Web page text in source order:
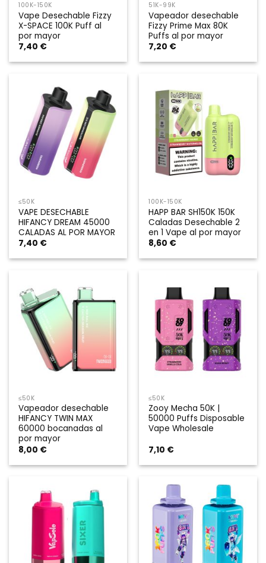
100K-150K
Vape Desechable Fizzy
X-SPACE 100K Puff al
por mayor
7,40 €
51K-99K
Vapeador desechable
Fizzy Prime Max 80K
Puffs al por mayor
7,20 €
≤50K
VAPE DESECHABLE
HIFANCY DREAM 45000
CALADAS AL POR MAYOR
7,40 €
100K-150K
HAPP BAR SH150K 150K
Caladas Desechable 2
en 1 Vape al por mayor
8,60 €
≤50K
Vapeador desechable
HIFANCY TWIN MAX
60000 bocanadas al
por mayor
8,00 €
≤50K
Zooy Mecha 50K |
50000 Puffs Disposable
Vape Wholesale
7,10 €